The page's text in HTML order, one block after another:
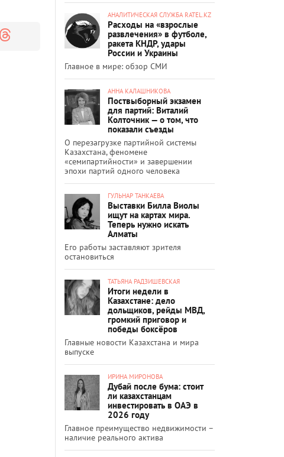
АНАЛИТИЧЕСКАЯ СЛУЖБА RATEL.KZ
Расходы на «взрослые
развлечения» в футболе,
ракета КНДР, удары
России и Украины
Главное в мире: обзор СМИ
АННА КАЛАШНИКОВА
Поствыборный экзамен
для партий: Виталий
Колточник — о том, что
показали съезды
О перезагрузке партийной системы
Казахстана, феномене
«семипартийности» и завершении
эпохи партий одного человека
ГУЛЬНАР ТАНКАЕВА
Выставки Билла Виолы
ищут на картах мира.
Теперь нужно искать
Алматы
Его работы заставляют зрителя
остановиться
ТАТЬЯНА РАДЗИШЕВСКАЯ
Итоги недели в
Казахстане: дело
дольщиков, рейды МВД,
громкий приговор и
победы боксёров
Главные новости Казахстана и мира
выпуске
ИРИНА МИРОНОВА
Дубай после бума: стоит
ли казахстанцам
инвестировать в ОАЭ в
2026 году
Главное преимущество недвижимости –
наличие реального актива